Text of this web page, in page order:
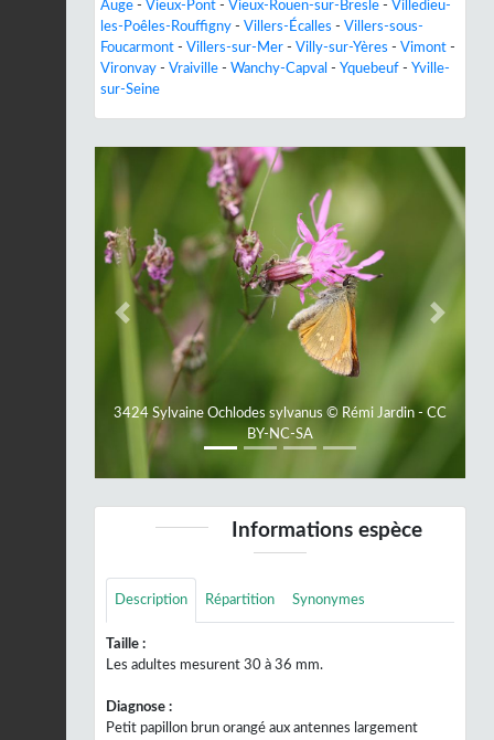
Auge - Vieux-Pont - Vieux-Rouen-sur-Bresle - Villedieu-
les-Poêles-Rouffigny - Villers-Écalles - Villers-sous-
Foucarmont - Villers-sur-Mer - Villy-sur-Yères - Vimont -
Vironvay - Vraiville - Wanchy-Capval - Yquebeuf - Yville-
sur-Seine
3424 Sylvaine Ochlodes sylvanus © Rémi Jardin - CC
BY-NC-SA
Previous Next
Informations espèce
Description Répartition Synonymes
Taille :
Les adultes mesurent 30 à 36 mm.
Diagnose :
Petit papillon brun orangé aux antennes largement